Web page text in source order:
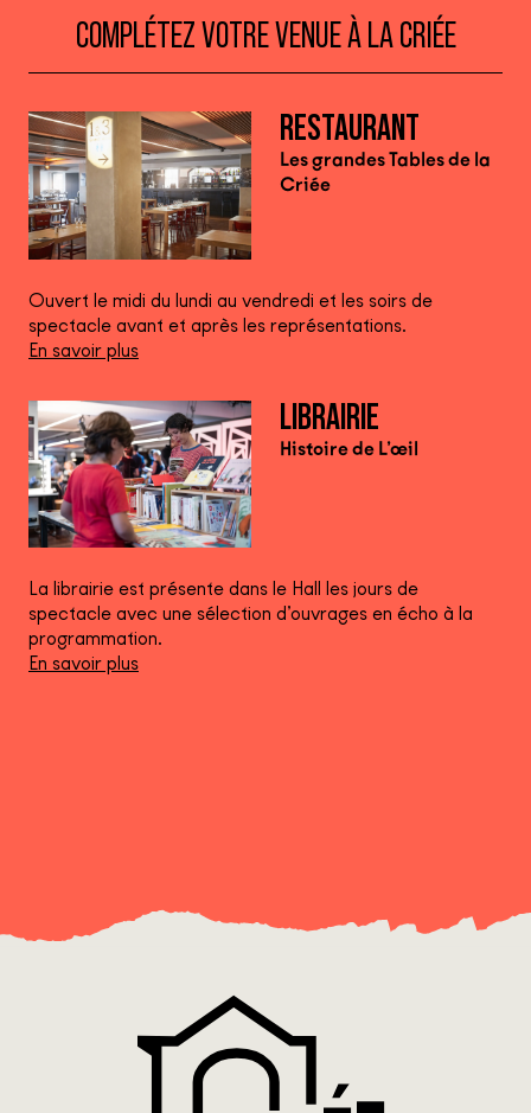
COMPLÉTEZ VOTRE VENUE À LA CRIÉE
RESTAURANT
Les grandes Tables de la
Criée
Ouvert le midi du lundi au vendredi et les soirs de
spectacle avant et après les représentations.
En savoir plus
LIBRAIRIE
Histoire de L’œil
La librairie est présente dans le Hall les jours de
spectacle avec une sélection d’ouvrages en écho à la
programmation.
En savoir plus